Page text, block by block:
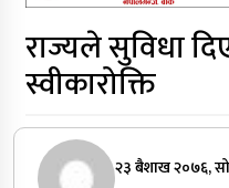
राज्यले सुविधा
स्वीकारोक्ति
२३ बैशाख २०७६,